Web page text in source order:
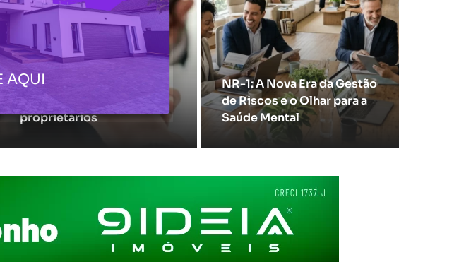
Como a clareza contratual
protege inquilinos e
proprietários
NR-1: A Nova Era da Gestão
de Riscos e o Olhar para a
Saúde Mental
AQUI